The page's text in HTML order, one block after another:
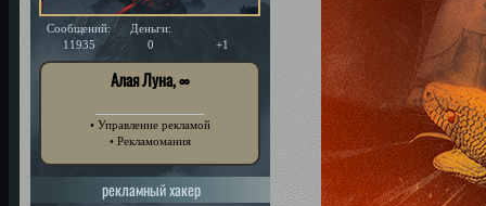
Сообщений:
11935
Деньги:
0
+1
Алая Луна, ∞
• Управление рекламой
• Рекламомания
рекламный хакер